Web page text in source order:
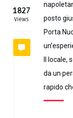
1827
Views
posto
Porta
Il
da un
rapido